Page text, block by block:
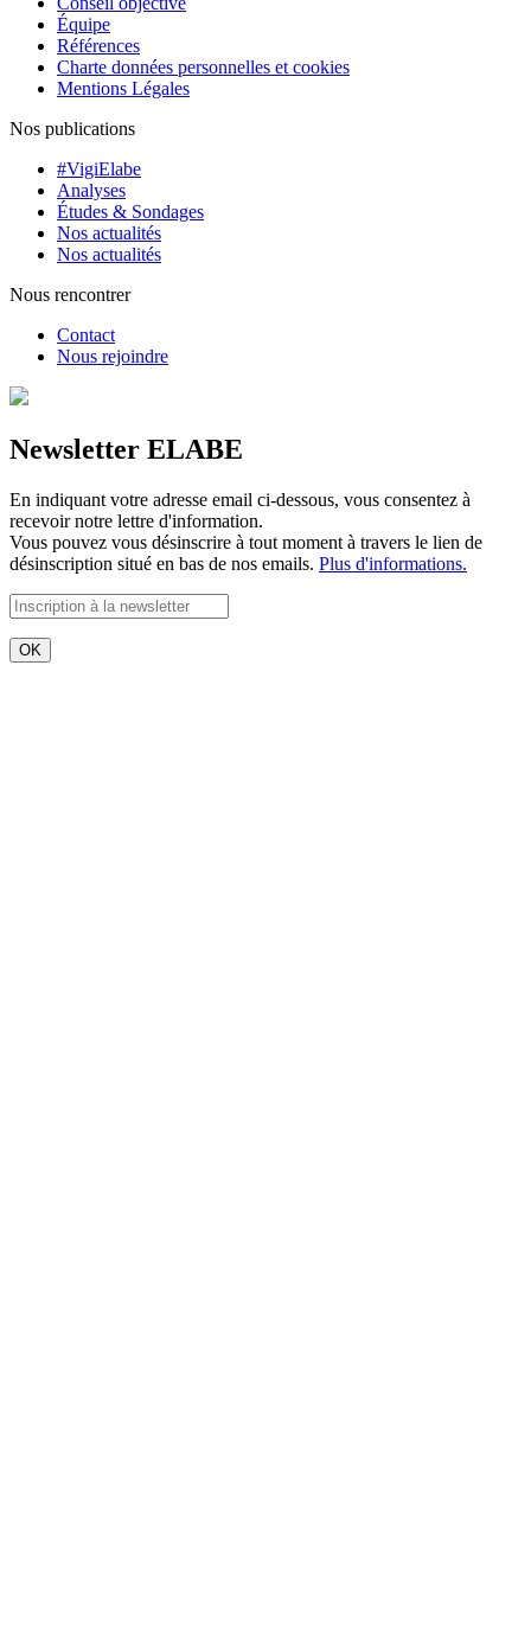
Équipe
Références
Charte données personnelles et cookies
Mentions Légales
Nos publications
#VigiElabe
Analyses
Études & Sondages
Nos actualités
Nos actualités
Nous rencontrer
Contact
Nous rejoindre
Newsletter ELABE
En indiquant votre adresse email ci-dessous, vous consentez à
recevoir notre lettre d'information.
Vous pouvez vous désinscrire à tout moment à travers le lien de
désinscription situé en bas de nos emails. Plus d'informations.